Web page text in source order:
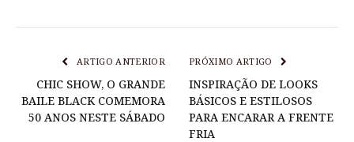
ARTIGO ANTERIOR
CHIC SHOW, O GRANDE
BAILE BLACK COMEMORA
50 ANOS NESTE SÁBADO
PRÓXIMO ARTIGO
INSPIRAÇÃO DE LOOKS
BÁSICOS E ESTILOSOS
PARA ENCARAR A FRENTE
FRIA